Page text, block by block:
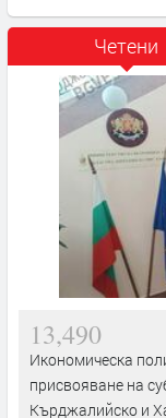
Четени
13,490
Икономическа
присвояване на
Кърджалийско и